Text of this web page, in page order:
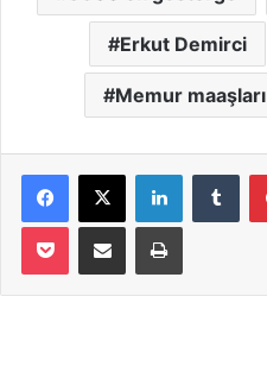
Erkut Demirci
Memur maaşları